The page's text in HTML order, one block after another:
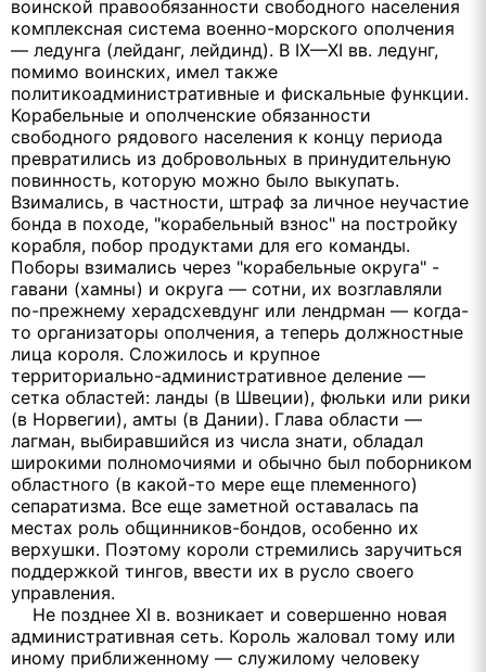
воинской правообязанности свободного населения
комплексная система военно-морского ополчения
— ледунга (лейданг, лейдинд). В IX—XI вв. ледунг,
помимо воинских, имел также
политикоадминистративные и фискальные функции.
Корабельные и ополченские обязанности
свободного рядового населения к концу периода
превратились из добровольных в принудительную
повинность, которую можно было выкупать.
Взимались, в частности, штраф за личное неучастие
бонда в походе, "корабельный взнос" на постройку
корабля, побор продуктами для его команды.
Поборы взимались через "корабельные округа" -
гавани (хамны) и округа — сотни, их возглавляли
по-прежнему херадсхевдунг или лендрман — когда-
то организаторы ополчения, а теперь должностные
лица короля. Сложилось и крупное
территориально-административное деление —
сетка областей: ланды (в Швеции), фюльки или рики
(в Норвегии), амты (в Дании). Глава области —
лагман, выбиравшийся из числа знати, обладал
широкими полномочиями и обычно был поборником
областного (в какой-то мере еще племенного)
сепаратизма. Все еще заметной оставалась па
местах роль общинников-бондов, особенно их
верхушки. Поэтому короли стремились заручиться
поддержкой тингов, ввести их в русло своего
управления.
Не позднее XI в. возникает и совершенно новая
административная сеть. Король жаловал тому или
иному приближенному — служилому человеку